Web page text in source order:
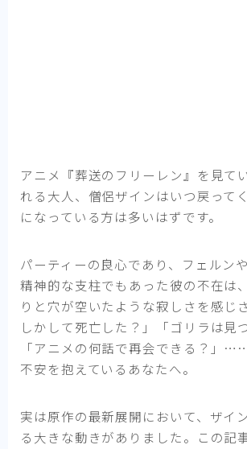
アニメ『葬送のフリーレン』を見て
れる大人、僧侶ザインはいつ戻って
になっている方は多いはずです。
パーティーの良心であり、フェルン
精神的な支柱でもあった彼の不在は
りと穴が空いたような寂しさを感じ
しかして死亡した？」「ゴリラは見
「アニメの何話で再会できる？」
不安を抱えているあなたへ。
実は原作の最新展開において、ザイ
る大きな動きがありました。この記